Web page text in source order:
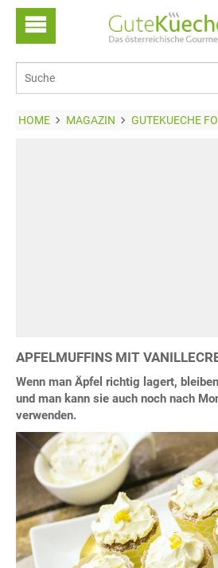
HOME MAGAZIN GUTEKUECHE
APFELMUFFINS MIT
Wenn man Äpfel richtig lagert,
und man kann sie auch noch nach
verwenden.